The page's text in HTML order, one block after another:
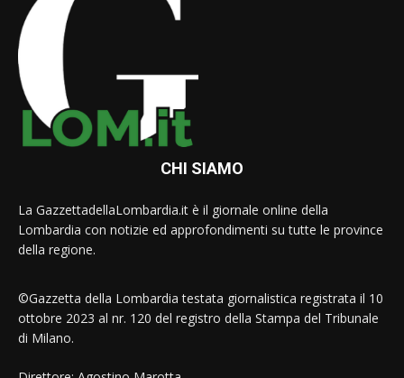
CHI SIAMO
La GazzettadellaLombardia.it è il giornale online della
Lombardia con notizie ed approfondimenti su tutte le province
della regione.
©Gazzetta della Lombardia testata giornalistica registrata il 10
ottobre 2023 al nr. 120 del registro della Stampa del Tribunale
di Milano.